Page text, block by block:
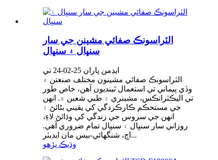
الٽراسونڪ صفائي مشينن جي سار
سنڀال ۽ سنڀال
ايڊمن پاران 25-02-24 تي
الٽراسونڪ صفائي مشينون مختلف صنعتن ۾
وڏي پيماني تي استعمال ٿينديون آهن، خاص طور
تي اليڪٽرانڪس، مشينري ۽ طبي شعبن ۾. انهن
جي مستحڪم ڪارڪردگي کي يقيني بڻائڻ ۽
انهن جي سروس جي زندگي کي وڌائڻ لاءِ،
روزاني سار سنڀال ۽ سنڀال تمام ضروري آهي.
اڄ، شنگھائي-بيس مان ايڊيٽر...
وڌيڪ پڙهو